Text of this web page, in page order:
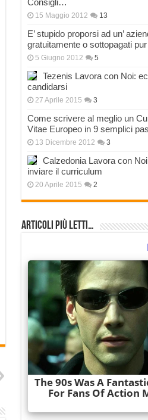
Consigli…
15 Maggio 2012 13
E’ stupido proporsi ad un’
gratuitamente o sottopagati
5 Giugno 2012 5
Tezenis Lavora con Noi:
candidarsi
27 Aprile 2015 3
Come scrivere al meglio un
Vitae Europeo in 9 semplici
13 Dicembre 2012 3
Calzedonia Lavora con
inviare il curriculum
20 Aprile 2015 2
Articoli più Letti…